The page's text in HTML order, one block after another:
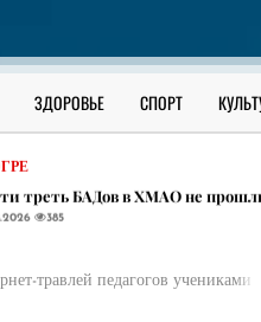
ЗДОРОВЬЕ СПОРТ
379
треть БАДов в ХМАО не
385
из села в ЯНАО взламывал
379
травлей педагогов учениками